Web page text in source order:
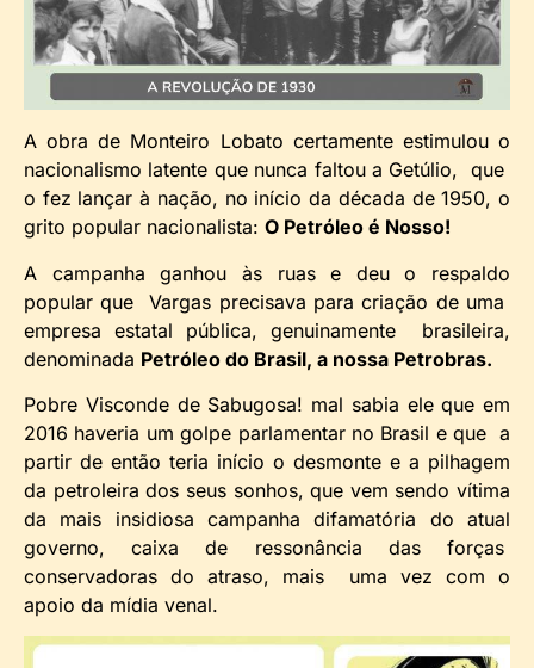
A obra de Monteiro Lobato certamente estimulou o
nacionalismo latente que nunca faltou a Getúlio, que
o fez lançar à nação, no início da década de 1950, o
grito popular nacionalista: O Petróleo é Nosso!
A campanha ganhou às ruas e deu o respaldo
popular que Vargas precisava para criação de uma
empresa estatal pública, genuinamente brasileira,
denominada Petróleo do Brasil, a nossa Petrobras.
Pobre Visconde de Sabugosa! mal sabia ele que em
2016 haveria um golpe parlamentar no Brasil e que a
partir de então teria início o desmonte e a pilhagem
da petroleira dos seus sonhos, que vem sendo vítima
da mais insidiosa campanha difamatória do atual
governo, caixa de ressonância das forças
conservadoras do atraso, mais uma vez com o
apoio da mídia venal.